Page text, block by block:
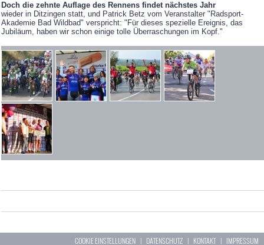
Doch die zehnte Auflage des Rennens findet nächstes Jahr
wieder in Ditzingen statt, und Patrick Betz vom Veranstalter "Radsport-
Akademie Bad Wildbad" verspricht: "Für dieses spezielle Ereignis, das
Jubiläum, haben wir schon einige tolle Überraschungen im Kopf."
COOKIE EINSTELLUNGEN | DATENSCHUTZ | KONTAKT| IMPRESSUM